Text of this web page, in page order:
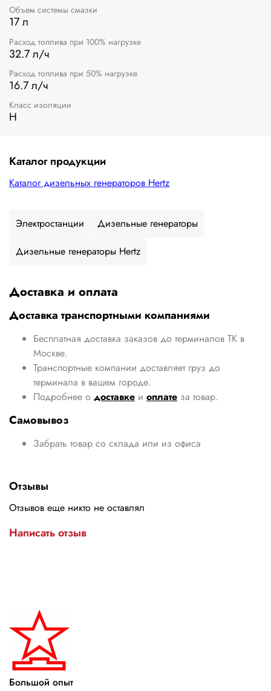
Объем системы смазки
17 л
Расход топлива при 100% нагрузке
32.7 л/ч
Расход топлива при 50% нагрузке
16.7 л/ч
Класс изоляции
H
Каталог продукции
Каталог дизельных генераторов Hertz
Электростанции
Дизельные генераторы
Дизельные генераторы Hertz
Доставка и оплата
Доставка транспортными компаниями
Бесплатная доставка заказов до терминалов ТК в
Москве.
Транспортные компании доставляет груз до
терминала в вашем городе.
Подробнее о доставке и оплате за товар.
Самовывоз
Забрать товар со склада или из офиса
Отзывы
Отзывов еще никто не оставлял
Написать отзыв
Большой опыт